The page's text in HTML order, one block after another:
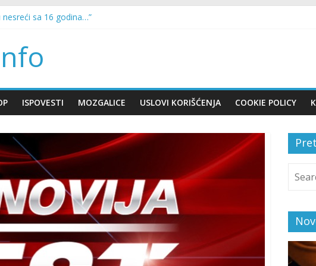
samo uradite ovo: Prinos nikad veći, a plod zdrav i mesnat
da sam trudna, on je preradostan bio”
helikopter u kom je bio Putin
ISPOVESTI MOZGALICE USLOVI KORIŠĆENJA COOKIE POLICY